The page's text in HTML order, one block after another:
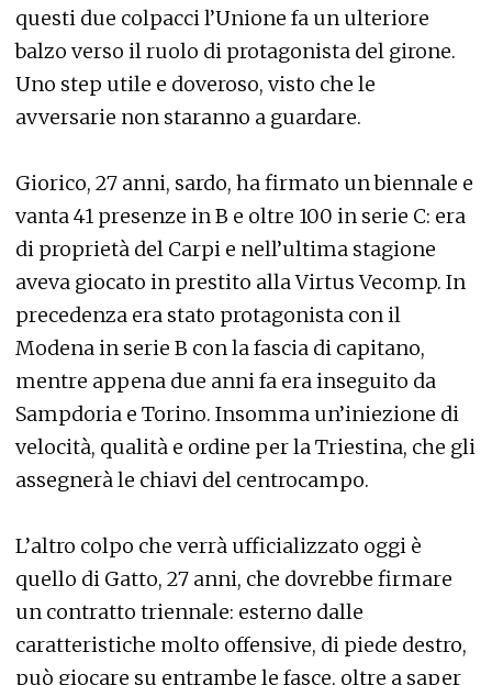
questi due colpacci l’Unione fa un ulteriore
balzo verso il ruolo di protagonista del girone.
Uno step utile e doveroso, visto che le
avversarie non staranno a guardare.
Giorico, 27 anni, sardo, ha firmato un biennale e
vanta 41 presenze in B e oltre 100 in serie C: era
di proprietà del Carpi e nell’ultima stagione
aveva giocato in prestito alla Virtus Vecomp. In
precedenza era stato protagonista con il
Modena in serie B con la fascia di capitano,
mentre appena due anni fa era inseguito da
Sampdoria e Torino. Insomma un’iniezione di
velocità, qualità e ordine per la Triestina, che gli
assegnerà le chiavi del centrocampo.
L’altro colpo che verrà ufficializzato oggi è
quello di Gatto, 27 anni, che dovrebbe firmare
un contratto triennale: esterno dalle
caratteristiche molto offensive, di piede destro,
può giocare su entrambe le fasce, oltre a saper